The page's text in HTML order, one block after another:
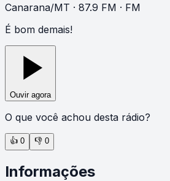
Canarana/MT · 87.9 FM · FM
É bom demais!
Ouvir agora
O que você achou desta rádio?
👍 0 👎 0
Informações